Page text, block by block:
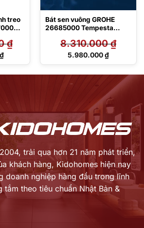
treo
₫
₫
Bát sen vuông GROHE
26685000 Tempesta
8.310.000₫
Giá
8.310.000 ₫.
5.980.000₫
Giá
5.980.000 ₫.
trải qua hơn 21 năm phát triển,
khách hàng, Kidohomes hiện nay
doanh nghiệp hàng đầu trong lĩnh
tắm theo tiêu chuẩn Nhật Bản &